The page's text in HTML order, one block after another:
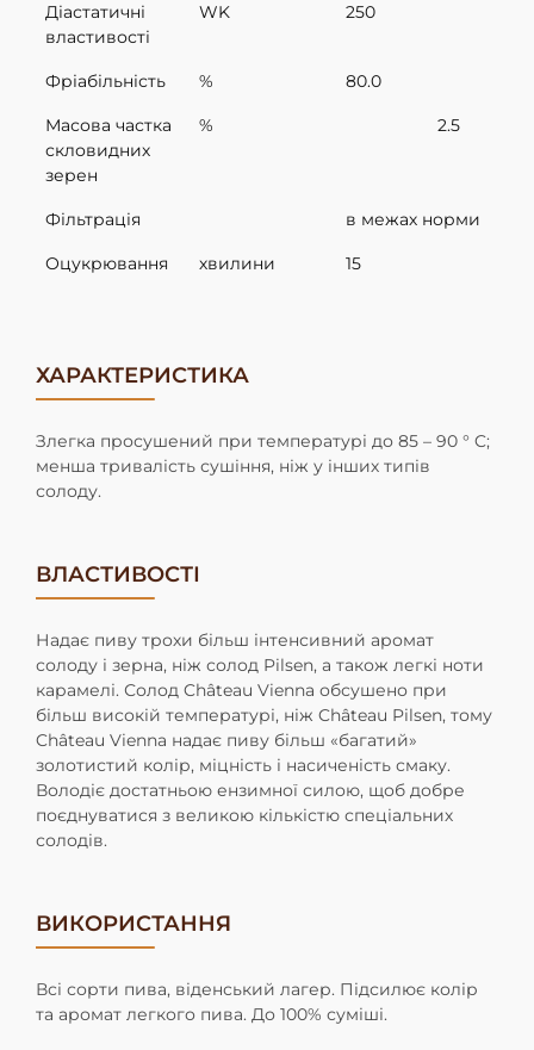
Діастатичні
властивості
WK 250
Фріабільність % 80.0
Масова частка
скловидних
зерен
% 2.5
Фільтрація в межах норми
Оцукрювання хвилини 15
ХАРАКТЕРИСТИКА
Злегка просушений при температурі до 85 – 90 ° C;
менша тривалість сушіння, ніж у інших типів
солоду.
ВЛАСТИВОСТІ
Надає пиву трохи більш інтенсивний аромат
солоду і зерна, ніж солод Pilsen, а також легкі ноти
карамелі. Солод Château Vienna обсушено при
більш високій температурі, ніж Château Pilsen, тому
Château Vienna надає пиву більш «багатий»
золотистий колір, міцність і насиченість смаку.
Володіє достатньою ензимної силою, щоб добре
поєднуватися з великою кількістю спеціальних
солодів.
ВИКОРИСТАННЯ
Всі сорти пива, віденський лагер. Підсилює колір
та аромат легкого пива. До 100% суміші.